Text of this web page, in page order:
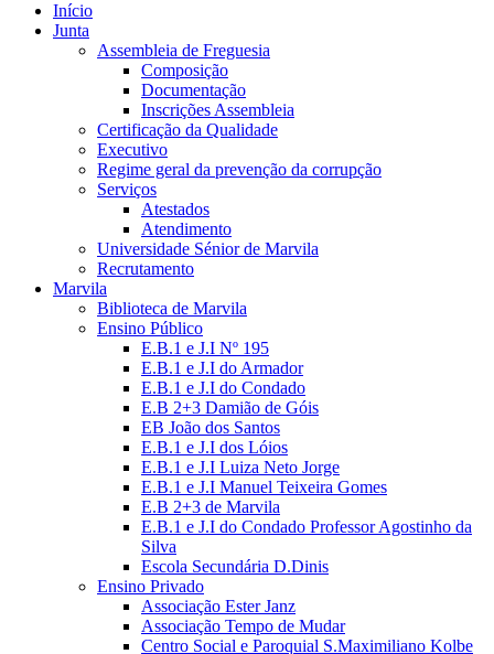
Início
Junta
Assembleia de Freguesia
Composição
Documentação
Inscrições Assembleia
Certificação da Qualidade
Executivo
Regime geral da prevenção da corrupção
Serviços
Atestados
Atendimento
Universidade Sénior de Marvila
Recrutamento
Marvila
Biblioteca de Marvila
Ensino Público
E.B.1 e J.I Nº 195
E.B.1 e J.I do Armador
E.B.1 e J.I do Condado
E.B 2+3 Damião de Góis
EB João dos Santos
E.B.1 e J.I dos Lóios
E.B.1 e J.I Luiza Neto Jorge
E.B.1 e J.I Manuel Teixeira Gomes
E.B 2+3 de Marvila
E.B.1 e J.I do Condado Professor Agostinho da
Silva
Escola Secundária D.Dinis
Ensino Privado
Associação Ester Janz
Associação Tempo de Mudar
Centro Social e Paroquial S.Maximiliano Kolbe